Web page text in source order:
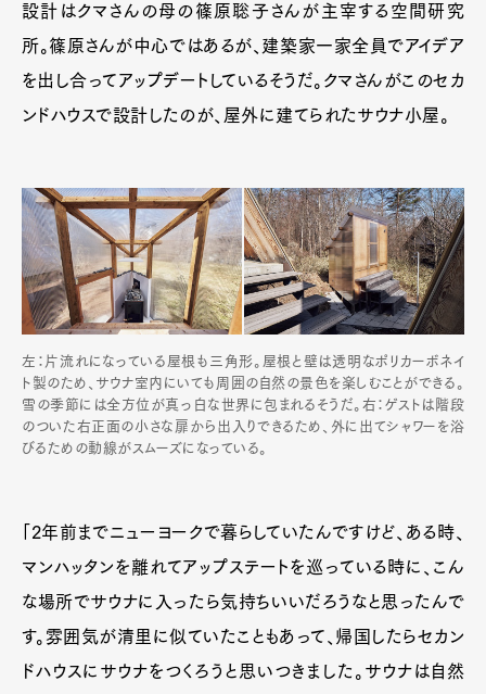
設計はクマさんの母の篠原聡子さんが主宰する空間研究
所。篠原さんが中心ではあるが、建築家一家全員でアイデア
を出し合ってアップデートしているそうだ。クマさんがこのセカ
ンドハウスで設計したのが、屋外に建てられたサウナ小屋。
左：片流れになっている屋根も三角形。屋根と壁は透明なポリカーボネイ
ト製のため、サウナ室内にいても周囲の自然の景色を楽しむことができる。
雪の季節には全方位が真っ白な世界に包まれるそうだ。右：ゲストは階段
のついた右正面の小さな扉から出入りできるため、外に出てシャワーを浴
びるための動線がスムーズになっている。
「2年前までニューヨークで暮らしていたんですけど、ある時、
マンハッタンを離れてアップステートを巡っている時に、こん
な場所でサウナに入ったら気持ちいいだろうなと思ったんで
す。雰囲気が清里に似ていたこともあって、帰国したらセカン
ドハウスにサウナをつくろうと思いつきました。サウナは自然